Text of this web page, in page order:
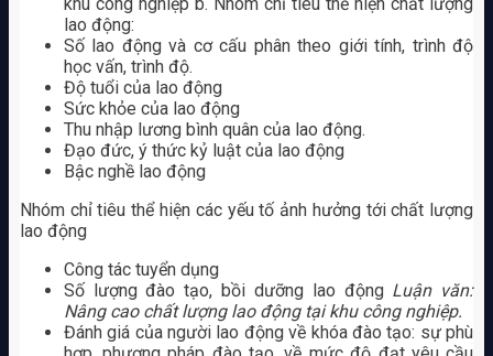
lao động:
Số lao động và cơ cấu phân theo giới tính, trình độ
học vấn, trình độ.
Độ tuổi của lao động
Sức khỏe của lao động
Thu nhập lương bình quân của lao động.
Đạo đức, ý thức kỷ luật của lao động
Bậc nghề lao động
Nhóm chỉ tiêu thể hiện các yếu tố ảnh hưởng tới chất lượng
lao động
Công tác tuyển dụng
Số lượng đào tạo, bồi dưỡng lao động Luận văn:
Nâng cao chất lượng lao động tại khu công nghiệp.
Đánh giá của người lao động về khóa đào tạo: sự phù